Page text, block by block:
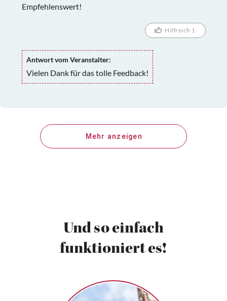
Empfehlenswert!
Hilfreich 1
Antwort vom Veranstalter:
Vielen Dank für das tolle Feedback!
Mehr anzeigen
Und so einfach
funktioniert es!